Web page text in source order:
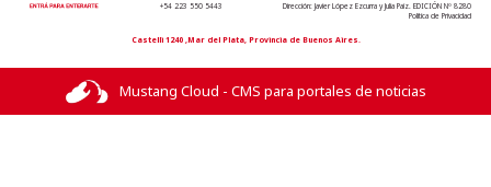
+54 223 550 5443
Dirección: Javier López Ezcurra y Julia Paiz. EDICIÓN Nº 8280
Política de Privacidad
Castelli 1240 ,Mar del Plata, Provincia de Buenos Aires.
Mustang Cloud - CMS para portales de noticias